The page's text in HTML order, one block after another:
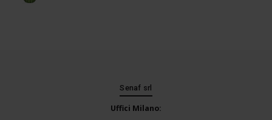
Senaf srl
Uffici Milano: